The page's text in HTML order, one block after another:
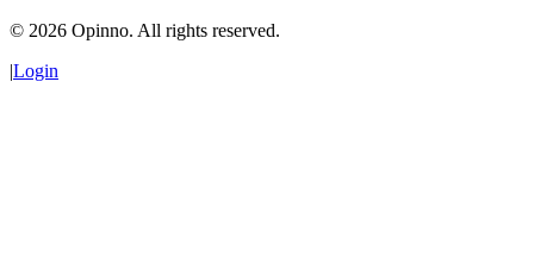
© 2026 Opinno. All rights reserved.
|Login